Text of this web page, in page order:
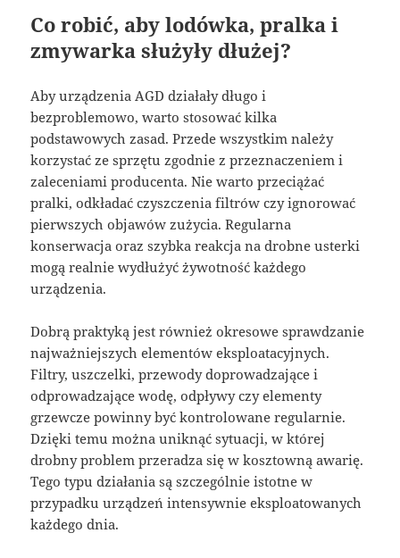
Co robić, aby lodówka, pralka i
zmywarka służyły dłużej?
Aby urządzenia AGD działały długo i
bezproblemowo, warto stosować kilka
podstawowych zasad. Przede wszystkim należy
korzystać ze sprzętu zgodnie z przeznaczeniem i
zaleceniami producenta. Nie warto przeciążać
pralki, odkładać czyszczenia filtrów czy ignorować
pierwszych objawów zużycia. Regularna
konserwacja oraz szybka reakcja na drobne usterki
mogą realnie wydłużyć żywotność każdego
urządzenia.
Dobrą praktyką jest również okresowe sprawdzanie
najważniejszych elementów eksploatacyjnych.
Filtry, uszczelki, przewody doprowadzające i
odprowadzające wodę, odpływy czy elementy
grzewcze powinny być kontrolowane regularnie.
Dzięki temu można uniknąć sytuacji, w której
drobny problem przeradza się w kosztowną awarię.
Tego typu działania są szczególnie istotne w
przypadku urządzeń intensywnie eksploatowanych
każdego dnia.